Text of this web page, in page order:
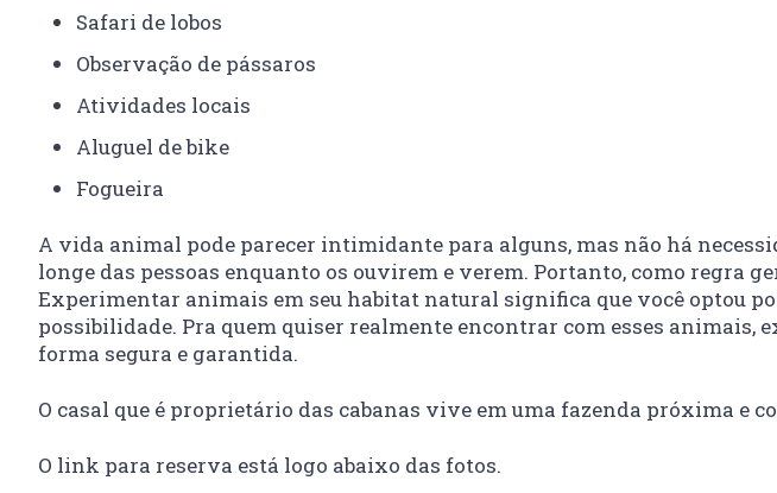
Safari de lobos
Observação de pássaros
Atividades locais
Aluguel de bike
Fogueira
A vida animal pode parecer intimidante para alguns, mas não há
longe das pessoas enquanto os ouvirem e verem. Portanto, como regra
Experimentar animais em seu habitat natural significa que você optou
possibilidade. Pra quem quiser realmente encontrar com esses
forma segura e garantida.
O casal que é proprietário das cabanas vive em uma fazenda próxima e
O link para reserva está logo abaixo das fotos.